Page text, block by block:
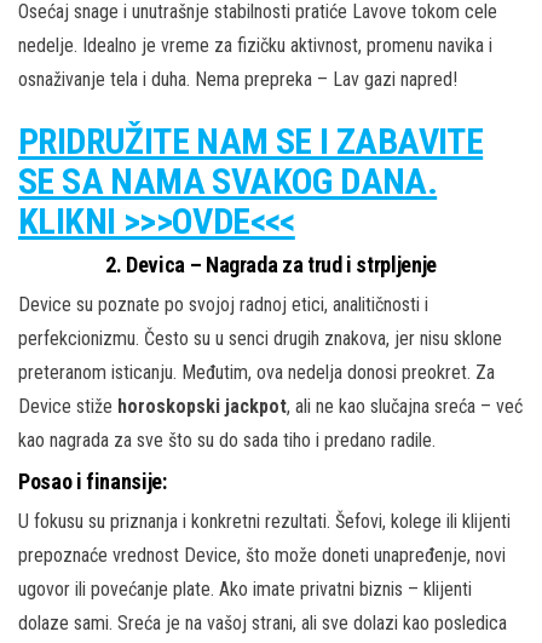
Osećaj snage i unutrašnje stabilnosti pratiće Lavove tokom cele
nedelje. Idealno je vreme za fizičku aktivnost, promenu navika i
osnaživanje tela i duha. Nema prepreka – Lav gazi napred!
PRIDRUŽITE NAM SE I ZABAVITE
SE SA NAMA SVAKOG DANA.
KLIKNI >>>OVDE<<<
2. Devica – Nagrada za trud i strpljenje
Device su poznate po svojoj radnoj etici, analitičnosti i
perfekcionizmu. Često su u senci drugih znakova, jer nisu sklone
preteranom isticanju. Međutim, ova nedelja donosi preokret. Za
Device stiže horoskopski jackpot, ali ne kao slučajna sreća – već
kao nagrada za sve što su do sada tiho i predano radile.
Posao i finansije:
U fokusu su priznanja i konkretni rezultati. Šefovi, kolege ili klijenti
prepoznaće vrednost Device, što može doneti unapređenje, novi
ugovor ili povećanje plate. Ako imate privatni biznis – klijenti
dolaze sami. Sreća je na vašoj strani, ali sve dolazi kao posledica